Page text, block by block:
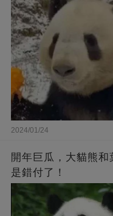
2024/01/24
開年巨瓜，大貓熊
是錯付了！